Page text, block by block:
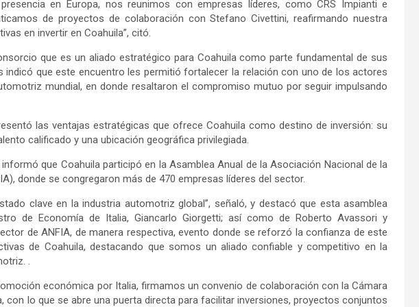
en Europa, nos reunimos con empresas líderes, como CRS Impianti e
de proyectos de colaboración con Stefano Civettini, reafirmando nuestra
en invertir en Coahuila”, citó.
que es un aliado estratégico para Coahuila como parte fundamental de sus
indicó que este encuentro les permitió fortalecer la relación con uno de los actores
mundial, en donde resaltaron el compromiso mutuo por seguir impulsando
las ventajas estratégicas que ofrece Coahuila como destino de inversión: su
calificado y una ubicación geográfica privilegiada.
que Coahuila participó en la Asamblea Anual de la Asociación Nacional de la
donde se congregaron más de 470 empresas líderes del sector.
clave en la industria automotriz global”, señaló, y destacó que esta asamblea
de Economía de Italia, Giancarlo Giorgetti; así como de Roberto Avassori y
de ANFIA, de manera respectiva, evento donde se reforzó la confianza de este
de Coahuila, destacando que somos un aliado confiable y competitivo en la
.
económica por Italia, firmamos un convenio de colaboración con la Cámara
con lo que se abre una puerta directa para facilitar inversiones, proyectos conjuntos